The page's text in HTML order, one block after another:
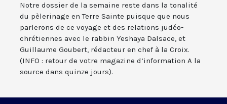
Notre dossier de la semaine reste dans la tonalité
du pèlerinage en Terre Sainte puisque que nous
parlerons de ce voyage et des relations judéo-
chrétiennes avec le rabbin Yeshaya Dalsace, et
Guillaume Goubert, rédacteur en chef à la Croix.
(INFO : retour de votre magazine d’information A la
source dans quinze jours).